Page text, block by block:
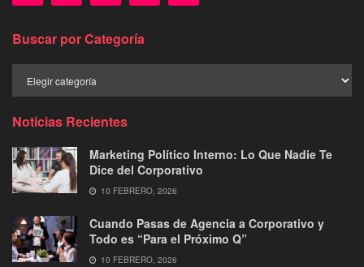
Buscar por Categoría
por
Noticias Recientes
Marketing Político Interno: Lo Que Nadie Te
Dice del Corporativo
10 FEBRERO, 2026
Cuando Pasas de Agencia a Corporativo y
Todo es “Para el Próximo Q”
10 FEBRERO, 2026